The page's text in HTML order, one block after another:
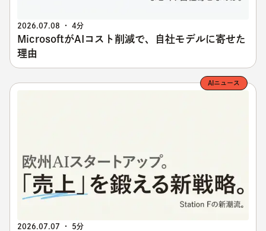
2026.07.08 ・ 4分
MicrosoftがAIコスト削減で、自社モデルに寄せた
理由
2026.07.07 ・ 5分
AIニュース